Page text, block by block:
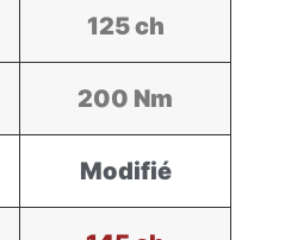
125 ch
200 Nm
Modifié